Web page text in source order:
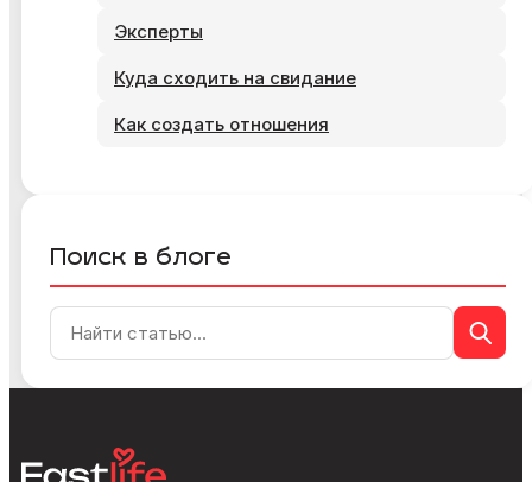
Эксперты
Куда сходить на свидание
Как создать отношения
Поиск в блоге